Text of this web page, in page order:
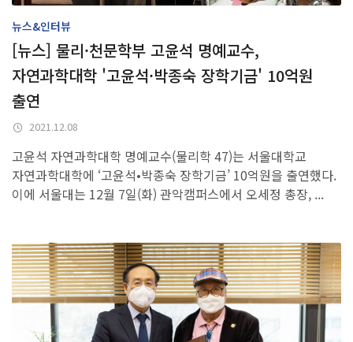
뉴스&인터뷰
[뉴스] 물리·천문학부 고윤석 명예교수,
자연과학대학 '고윤석·박종숙 장학기금' 10억원
출연
2021.12.08
고윤석 자연과학대학 명예교수(물리학 47)는 서울대학교
자연과학대학에 ‘고윤석•박종숙 장학기금’ 10억원을 출연했다.
이에 서울대는 12월 7일(화) 관악캠퍼스에서 오세정 총장, ...